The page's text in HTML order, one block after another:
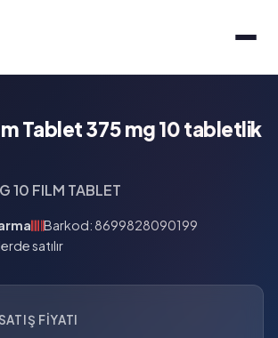
Tablet 375 mg 10 tabletlik
10 FILM TABLET
Barkod: 8699828090199
satılır
FIYATI